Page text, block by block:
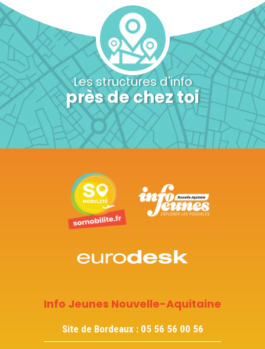
Les structures d'info
près de chez toi
Info Jeunes Nouvelle-Aquitaine
Site de Bordeaux : 05 56 56 00 56